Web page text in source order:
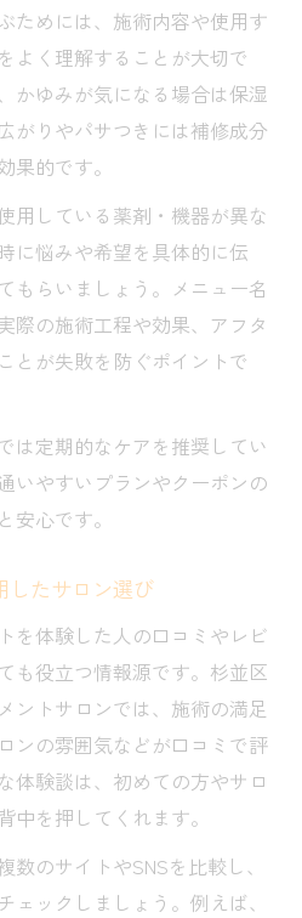
ためには、施術内容や使用す
よく理解することが大切で
かゆみが気になる場合は保湿
がりやパサつきには補修成分
果的です。
用している薬剤・機器が異な
に悩みや希望を具体的に伝
もらいましょう。メニュー名
際の施術工程や効果、アフタ
とが失敗を防ぐポイントで
は定期的なケアを推奨してい
いやすいプランやクーポンの
安心です。
したサロン選び
を体験した人の口コミやレビ
も役立つ情報源です。杉並区
ントサロンでは、施術の満足
ンの雰囲気などが口コミで評
体験談は、初めての方やサロ
中を押してくれます。
のサイトやSNSを比較し、
ェックしましょう。例えば、